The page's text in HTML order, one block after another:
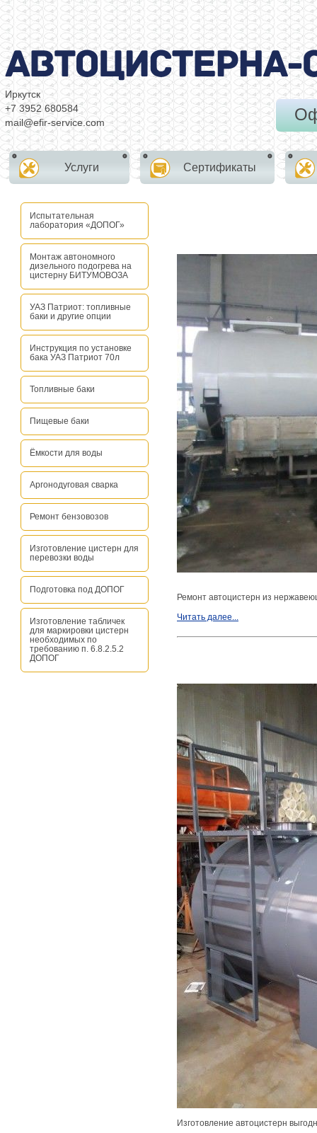
Иркутск
+7 3952 680584
mail@efir-service.com
Услуги Сертификаты
Испытательная
лаборатория «ДОПОГ»
Монтаж автономного
дизельного подогрева на
цистерну БИТУМОВОЗА
УАЗ Патриот: топливные
баки и другие опции
Инструкция по установке
бака УАЗ Патриот 70л
Топливные баки
Пищевые баки
Ёмкости для воды
Аргонодуговая сварка
Ремонт бензовозов
Изготовление цистерн для
перевозки воды
Подготовка под ДОПОГ
Изготовление табличек
для маркировки цистерн
необходимых по
требованию п. 6.8.2.5.2
ДОПОГ
Ремонт автоцистерн из
Читать далее...
Изготовление автоцистерн